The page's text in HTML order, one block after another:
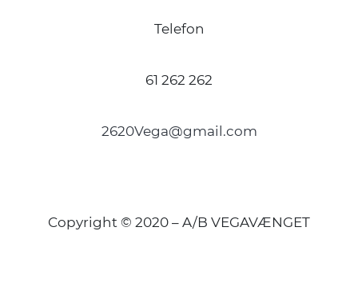
Telefon
61 262 262
2620Vega@gmail.com
Copyright © 2020 – A/B VEGAVÆNGET